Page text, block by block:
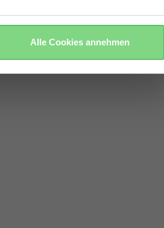
Alle Cookies annehmen